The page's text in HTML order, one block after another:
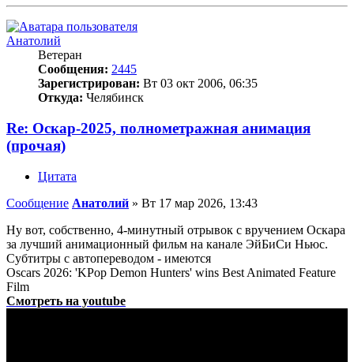
Анатолий
Ветеран
Сообщения: 2445
Зарегистрирован: Вт 03 окт 2006, 06:35
Откуда: Челябинск
Re: Оскар-2025, полнометражная анимация
(прочая)
Цитата
Сообщение Анатолий » Вт 17 мар 2026, 13:43
Ну вот, собственно, 4-минутный отрывок с вручением Оскара
за лучший анимационный фильм на канале ЭйБиСи Ньюс.
Субтитры с автопереводом - имеются
Oscars 2026: 'KPop Demon Hunters' wins Best Animated Feature
Film
Смотреть на youtube